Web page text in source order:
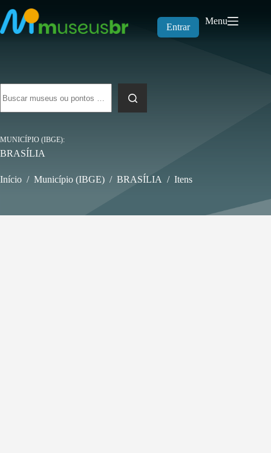
para
o
conteúdo
Entrar
Menu
resultados
MUNICÍPIO (IBGE)
BRASÍLIA
Início / Município (IBGE) / BRASÍLIA / Itens